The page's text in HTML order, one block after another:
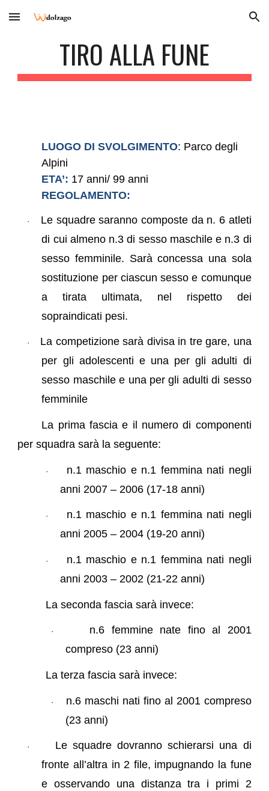
Skip to main content Skip to navigation
TIRO ALLA FUNE
LUOGO DI SVOLGIMENTO: Parco degli
Alpini
ETA’: 17 anni/99 anni
REGOLAMENTO:
·
Le squadre saranno composte da n. 6 atleti
di cui almeno n.3 di sesso maschile e n.3 di
sesso femminile. Sarà concessa una sola
sostituzione per ciascun sesso e comunque
a tirata ultimata, nel rispetto dei
sopraindicati pesi.
·
La competizione sarà divisa in tre gare, una
per gli adolescenti e una per gli adulti di
sesso maschile e una per gli adulti di sesso
femminile
La prima fascia e il numero di componenti
per squadra sarà la seguente:
·
n.1 maschio e n.1 femmina nati negli
anni 2007 – 2006 (17-18 anni)
·
n.1 maschio e n.1 femmina nati negli
anni 2005 – 2004 (19-20 anni)
·
n.1 maschio e n.1 femmina nati negli
anni 2003 – 2002 (21-22 anni)
La seconda fascia sarà invece:
·
n.6 femmine nate fino al 2001
compreso (23 anni)
La terza fascia sarà invece:
·
n.6 maschi nati fino al 2001 compreso
(23 anni)
·
Le squadre dovranno schierarsi una di
fronte all’altra in 2 file, impugnando la fune
e osservando una distanza tra i primi 2